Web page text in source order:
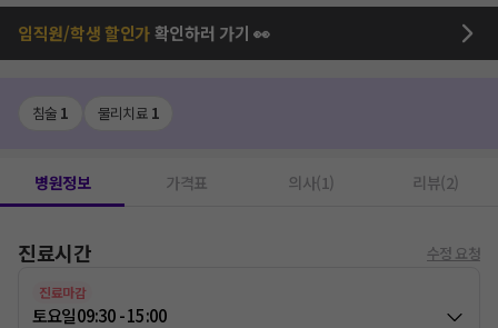
임직원/학생 할인가확인하러 가기 👀
침술 1 물리치료 1
병원정보 가격표 의사(1) 리뷰(2)
진료시간 수정 요청
진료마감
토요일09:30 - 15:00